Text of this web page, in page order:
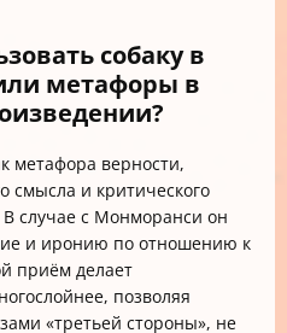
собаку в
метафоры в
метафора верности,
смысла и критического
случае с Монморанси он
и иронию по отношению к
приём делает
позволяя
«третьей стороны», не